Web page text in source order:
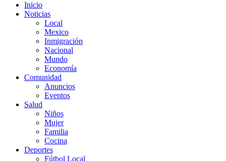
Inicio
Noticias
Local
Mexico
Inmigración
Nacional
Mundo
Economía
Comunidad
Anuncios
Eventos
Salud
Niños
Mujer
Familia
Cocina
Deportes
Fútbol Local